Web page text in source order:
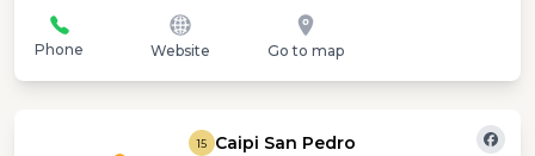
Phone Website Go to map
15 Caipi San Pedro